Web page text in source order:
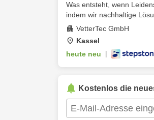
Was entsteht, wenn
indem wir nachhaltige
VetterTec GmbH
Kassel
heute neu
Kostenlos die